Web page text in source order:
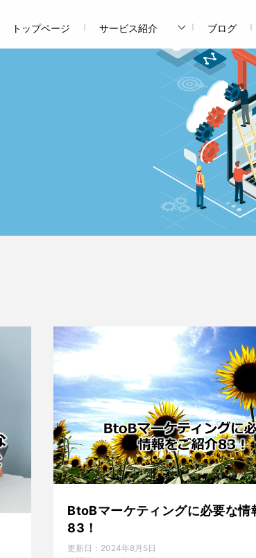
トップページ サービス紹介 ブログ
BtoBマーケティングに必要な情
83！
更新日： 2024年8月5日